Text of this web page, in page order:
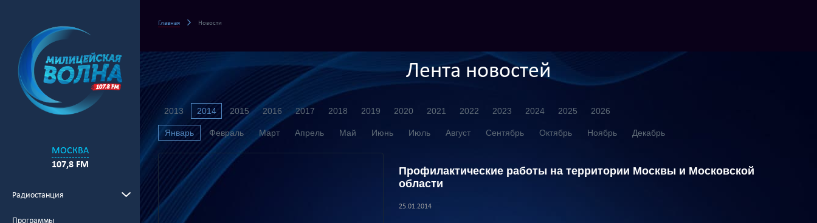
МОСКВА
107,8 FM
Радиостанция
Программы
Главная Новости
Лента новостей
2013 2014 2015 2016 2017 2018 2019 2020 2021 2022 2023 2024 2025 2026
Январь Февраль Март Апрель Май Июнь Июль Август Сентябрь Октябрь Ноябрь Декабрь
Профилактические работы на территории Москвы и Московской
области
25.01.2014